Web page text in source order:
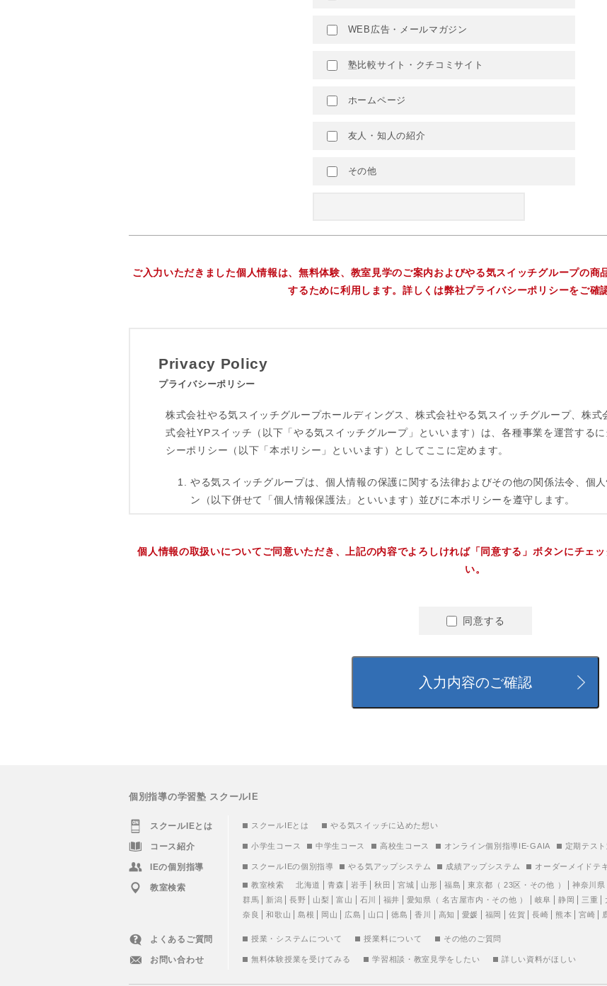
WEB広告・メールマガジン
塾比較サイト・クチコミサイト
ホームページ
友人・知人の紹介
その他
ご入力いただきました個人情報は、無料体験、教室見学のご案内およびやる気スイッチグループの商
するために利用します。詳しくは弊社プライバシーポリシーをご確
個人情報の取扱いについてご同意いただき、上記の内容でよろしければ「同意する」ボタンにチェ
い。
同意する
個別指導の学習塾 スクールIE
スクールIEとは スクールIEとは やる気スイッチに込めた想い
コース紹介 小学生コース 中学生コース 高校生コース オンライン個別指導IE-GAIA 定期テス
IEの個別指導 スクールIEの個別指導 やる気アップシステム 成績アップシステム オーダーメイドテ
教室検索 教室検索 北海道 青森 岩手 秋田 宮城 山形 福島 東京都 （ 23区 ・ その他 ） 神奈川県
群馬
新潟 長野 山梨 富山 石川 福井 愛知県 （名古屋市内 ・ その他 ） 岐阜 静岡 三重
奈良
和歌山 島根 岡山 広島 山口 徳島 香川 高知 愛媛 福岡 佐賀 長崎 熊本 宮崎
よくあるご質問 授業・システムについて 授業料について その他のご質問
お問い合わせ 無料体験授業を受けてみる 学習相談・教室見学をしたい 詳しい資料がほしい